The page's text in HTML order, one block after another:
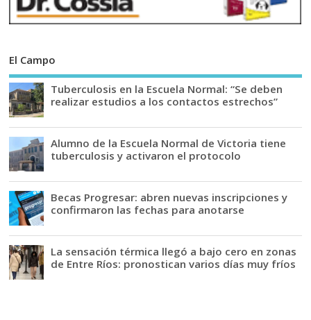
El Campo
Tuberculosis en la Escuela Normal: “Se deben
realizar estudios a los contactos estrechos”
Alumno de la Escuela Normal de Victoria tiene
tuberculosis y activaron el protocolo
Becas Progresar: abren nuevas inscripciones y
confirmaron las fechas para anotarse
La sensación térmica llegó a bajo cero en zonas
de Entre Ríos: pronostican varios días muy fríos